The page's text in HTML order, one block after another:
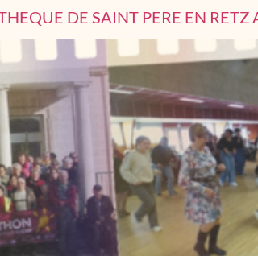
DE SAINT PERE EN RETZ